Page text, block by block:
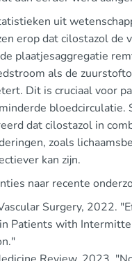
uit
erop dat cilostazol de
plaatjesaggregatie
als de
Dit is cruciaal voor
bloedcirculatie.
dat cilostazol in
zoals
kan zijn.
naar recente
Surgery, 2022.
Patients with